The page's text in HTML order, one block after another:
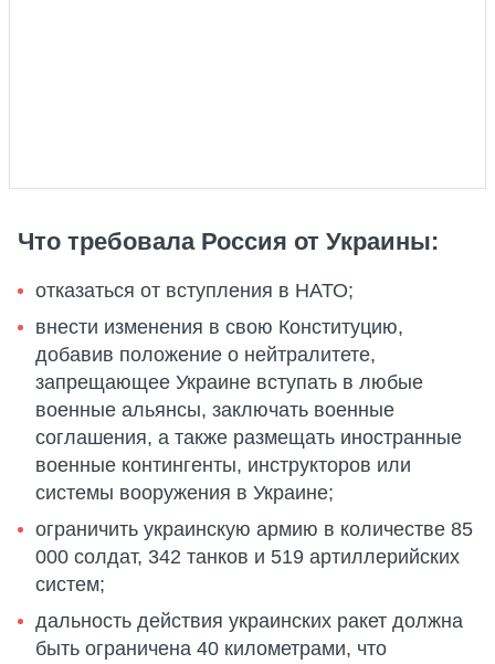
Что требовала Россия от Украины:
отказаться от вступления в НАТО;
внести изменения в свою Конституцию,
добавив положение о нейтралитете,
запрещающее Украине вступать в любые
военные альянсы, заключать военные
соглашения, а также размещать иностранные
военные контингенты, инструкторов или
системы вооружения в Украине;
ограничить украинскую армию в количестве 85
000 солдат, 342 танков и 519 артиллерийских
систем;
дальность действия украинских ракет должна
быть ограничена 40 километрами, что